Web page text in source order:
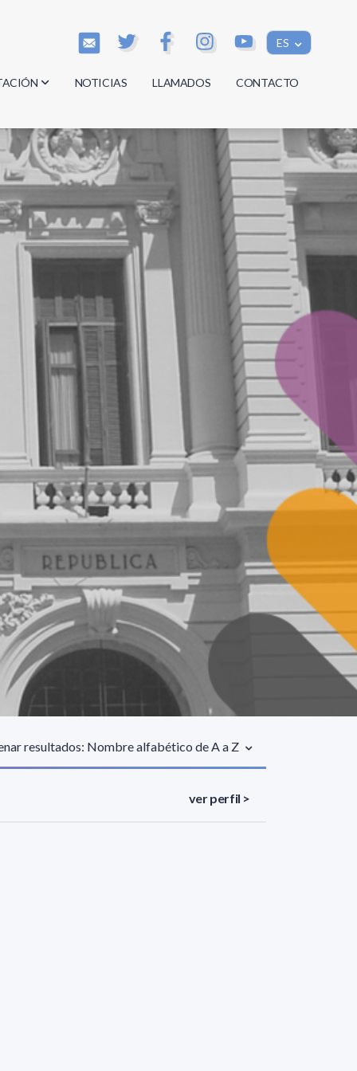
ES
NOTICIAS LLAMADOS CONTACTO
resultados: Nombre alfabético de A a Z
ver perfil >